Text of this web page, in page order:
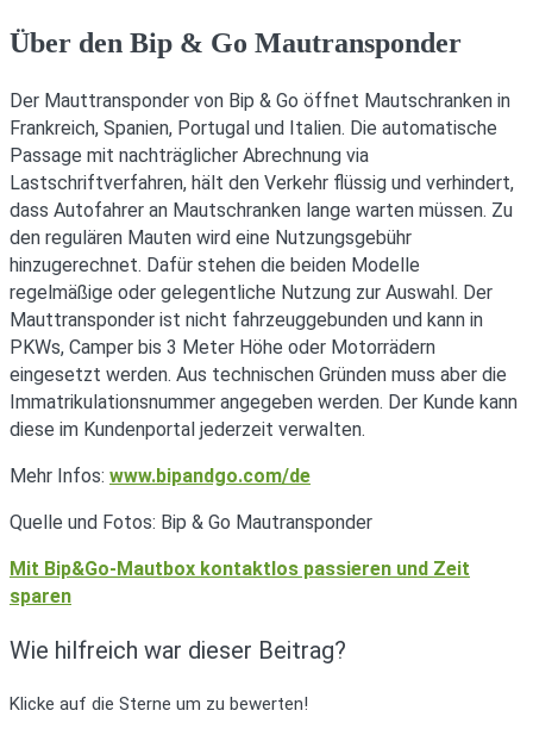
Über den Bip & Go Mautransponder
Der Mauttransponder von Bip & Go öffnet Mautschranken in
Frankreich, Spanien, Portugal und Italien. Die automatische
Passage mit nachträglicher Abrechnung via
Lastschriftverfahren, hält den Verkehr flüssig und verhindert,
dass Autofahrer an Mautschranken lange warten müssen. Zu
den regulären Mauten wird eine Nutzungsgebühr
hinzugerechnet. Dafür stehen die beiden Modelle
regelmäßige oder gelegentliche Nutzung zur Auswahl. Der
Mauttransponder ist nicht fahrzeuggebunden und kann in
PKWs, Camper bis 3 Meter Höhe oder Motorrädern
eingesetzt werden. Aus technischen Gründen muss aber die
Immatrikulationsnummer angegeben werden. Der Kunde kann
diese im Kundenportal jederzeit verwalten.
Mehr Infos: www.bipandgo.com/de
Quelle und Fotos: Bip & Go Mautransponder
Mit Bip&Go-Mautbox kontaktlos passieren und Zeit
sparen
Wie hilfreich war dieser Beitrag?
Klicke auf die Sterne um zu bewerten!